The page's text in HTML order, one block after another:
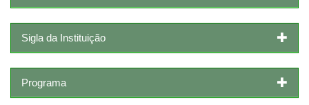
Sigla da Instituição
Programa